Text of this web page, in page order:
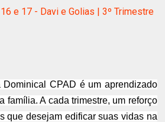
e 17 - Davi e Golias | 3º Trimestre
CPAD é um aprendizado
família. A cada trimestre, um reforço
que desejam edificarsuas vidas na